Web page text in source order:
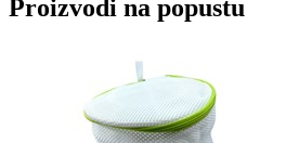
Proizvodi na popustu